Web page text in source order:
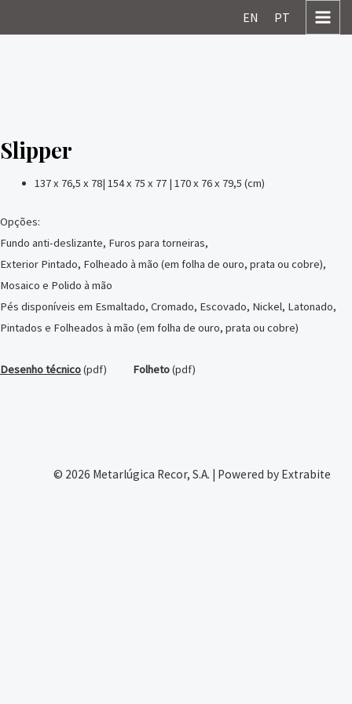
EN PT
Slipper
137 x 76,5 x 78| 154 x 75 x 77 | 170 x 76 x 79,5 (cm)
Opções:
Fundo anti-deslizante, Furos para torneiras,
Exterior Pintado, Folheado à mão (em folha de ouro, prata ou cobre),
Mosaico e Polido à mão
Pés disponíveis em Esmaltado, Cromado, Escovado, Nickel, Latonado,
Pintados e Folheados à mão (em folha de ouro, prata ou cobre)
Desenho técnico(pdf) Folheto(pdf)
© 2026 Metarlúgica Recor, S.A. | Powered by Extrabite